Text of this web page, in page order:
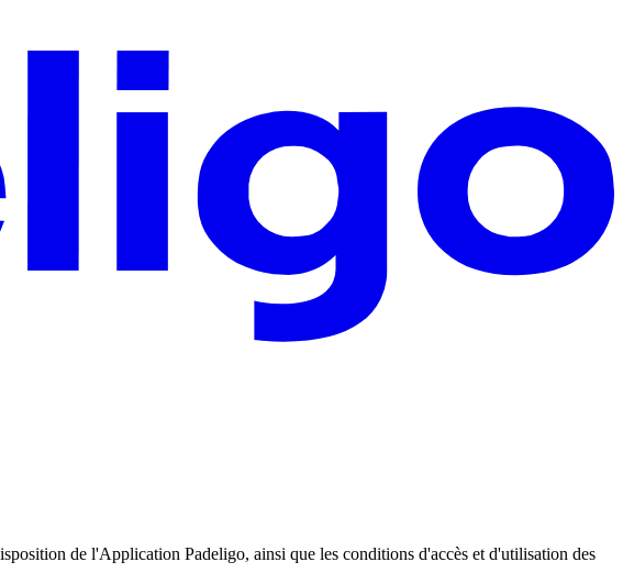
de l'Application Padeligo, ainsi que les conditions d'accès et d'utilisation des